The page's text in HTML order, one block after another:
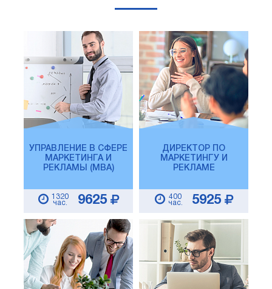
УПРАВЛЕНИЕ В СФЕРЕ
МАРКЕТИНГА И
РЕКЛАМЫ (MBA)
1320
час.
9625
ДИРЕКТОР ПО
МАРКЕТИНГУ И
РЕКЛАМЕ
400
час.
5925